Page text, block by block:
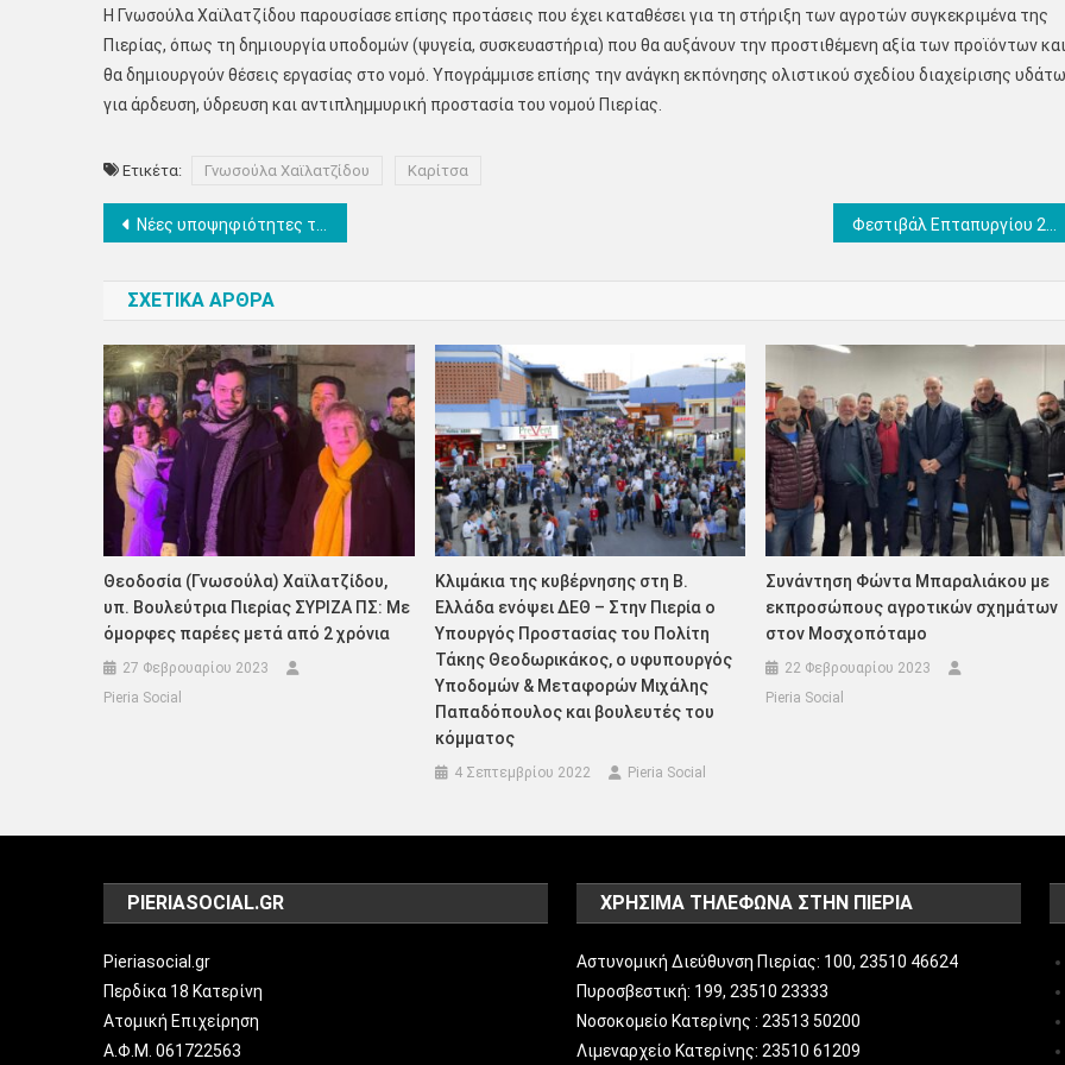
Η Γνωσούλα Χαϊλατζίδου παρουσίασε επίσης προτάσεις που έχει καταθέσει για τη στήριξη των αγροτών συγκεκριμένα της
Πιερίας, όπως τη δημιουργία υποδομών (ψυγεία, συσκευαστήρια) που θα αυξάνουν την προστιθέμενη αξία των προϊόντων και
θα δημιουργούν θέσεις εργασίας στο νομό. Υπογράμμισε επίσης την ανάγκη εκπόνησης ολιστικού σχεδίου διαχείρισης
για άρδευση, ύδρευση και αντιπλημμυρική προστασία του νομού Πιερίας.
Ετικέτα: Γνωσούλα Χαϊλατζίδου Καρίτσα
Πλοήγηση
Νέες υποψηφιότητες του συνδυασμού “Θέλουμε και Μπορούμε” του Ανέστη Μανώλα Φεστιβάλ Επταπυργίου 2023: Μαρία Φαραντούρη, Δημήτρης Ζερβουδάκης, Παντελής Θαλασσινός, βραδιές ποίησης και μουσικής – Το πρόγραμμα των εκδηλώσεων
ΣΧΕΤΙΚΑ ΑΡΘΡΑ
Θεοδοσία (Γνωσούλα) Χαϊλατζίδου,
υπ. Βουλεύτρια Πιερίας ΣΥΡΙΖΑ ΠΣ: Με
όμορφες παρέες μετά από 2 χρόνια
27 Φεβρουαρίου 2023
Pieria Social
Κλιμάκια της κυβέρνησης στη Β.
Ελλάδα ενόψει ΔΕΘ – Στην Πιερία ο
Υπουργός Προστασίας του Πολίτη
Τάκης Θεοδωρικάκος, ο υφυπουργός
Υποδομών & Μεταφορών Μιχάλης
Παπαδόπουλος και βουλευτές του
κόμματος
4 Σεπτεμβρίου 2022 Pieria Social
Συνάντηση Φώντα Μπαραλιάκου με
εκπροσώπους αγροτικών σχημάτων
στον Μοσχοπόταμο
22 Φεβρουαρίου 2023
Pieria Social
PIERIASOCIAL.GR
Pieriasocial.gr
Περδίκα 18 Κατερίνη
Ατομική Επιχείρηση
Α.Φ.Μ. 061722563
ΧΡΗΣΙΜΑ ΤΗΛΕΦΩΝΑ ΣΤΗΝ ΠΙΕΡΙΑ
Αστυνομική Διεύθυνση Πιερίας: 100, 23510 46624
Πυροσβεστική: 199, 23510 23333
Νοσοκομείο Κατερίνης : 23513 50200
Λιμεναρχείο Κατερίνης: 23510 61209